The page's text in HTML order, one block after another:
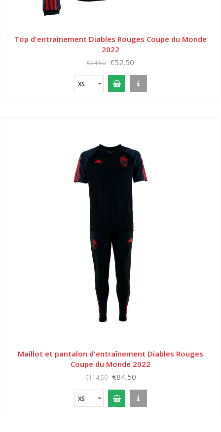
Top d'entraînement Diables Rouges Coupe du Monde
2022
€74,50 €52,50
XS
Maillot et pantalon d'entraînement Diables Rouges
Coupe du Monde 2022
€114,50 €84,50
XS